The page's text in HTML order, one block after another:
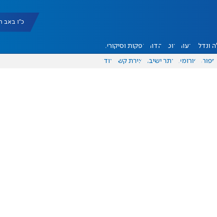
כ"ו באב
ונדל"ן דעות אוכל יהדות הפקות וסיקורים
ספורט פורומים אתר ישיבה יצירת קשר עוד